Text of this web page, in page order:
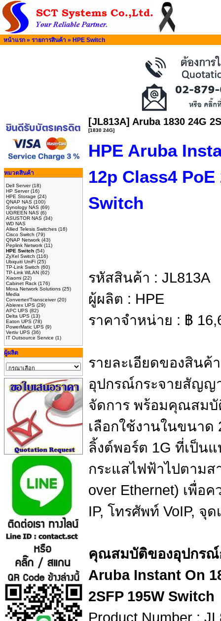
หน้าแรก » รายการสินค้า » HPE Switch
หมวดสินค้า
Dell Server(18)
HP Server(16)
HPE Storage (24)
QNAP NAS (100)
Synology NAS (69)
UGREEN NAS (6)
ASUSTOR NAS (34)
WD NAS
Allied Telesis Switches (16)
Cisco Switch (79)
QNAP Network (43)
Peplink Network (11)
HPE Switch (54)
ZyXel Switch (116)
Ubiquiti UniFi (25)
TP-Link Switch (60)
TP-Link WLAN (62)
Xiaomi (22)
Cabinet Rack (176)
Moxa Network Solutions (25)
Media
Converter/Transceiver(20)
Ablerex UPS (29)
APC UPS (82)
Delta UPS (13)
Eaton UPS (78)
PowerMatic UPS (9)
Vertiv UPS (36)
IT Outsource Service (1)
ผู้ผลิต
[JL813A] Aruba 1830 24G
[1830 24G]
HPE Aruba
12p Class4 PoE
Switch
รหัสสินค้า : JL813A
ผู้ผลิต : HPE
ราคาจำหน่าย : ฿
รายละเอียดของสินค้
อุปกรณ์กระจายสัญญ
จัดการ พร้อมคุณสมบั
เลือกใช้งานในขนา
ลิ้งต์พอร์ต 1G ที่เป็น
กระแสไฟฟ้าไปตาม
over Ethernet) เพื่อ
IP, โทรศัพท์ VoIP, จุ
คุณสมบัติของอุปกร
Aruba Instant On
2SFP 195W Switch
Product Number :